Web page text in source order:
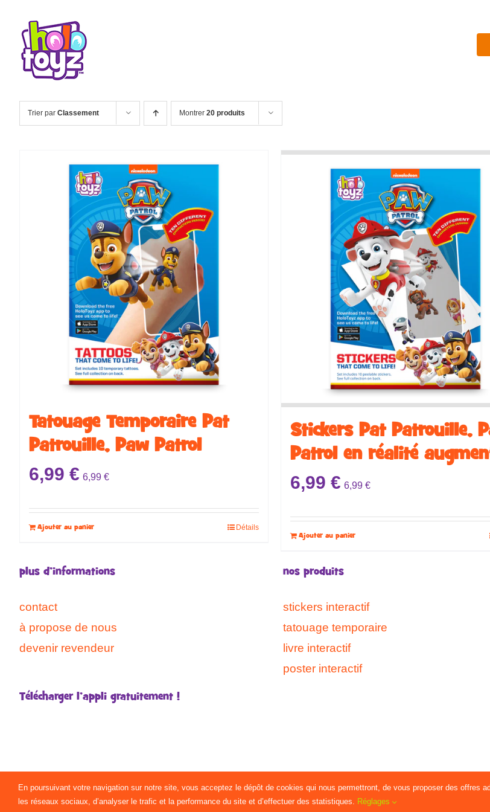
contenu
Trier par Classement Montrer 20 produits
Tatouage Temporaire ​​​​Pat
Patrouille, Paw Patrol
6,99 € 6,99 €
Ajouter au panier Détails
Stickers ​​​​Pat Patrouille,
Patrol en réalité
6,99€ 6,99€
Ajouter au panier
plus d’informations
contact
à propose de nous
devenir revendeur
Télécharger l’appli gratuitement !
nos produits
stickers interactif
tatouage temporaire
livre interactif
poster interactif
En poursuivant votre navigation sur notre site, vous acceptez le dépôt de cookies qui nous permettront, de vous proposer des offres
les réseaux sociaux, d’analyser le trafic et la performance du site et d’effectuer des statistiques. Réglages